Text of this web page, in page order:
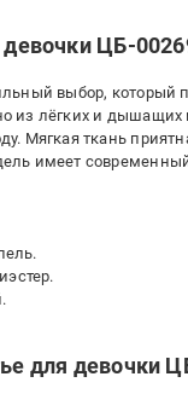
ЦБ-
выбор,
из лёгких и
Мягкая ткань
имеет
для девочки